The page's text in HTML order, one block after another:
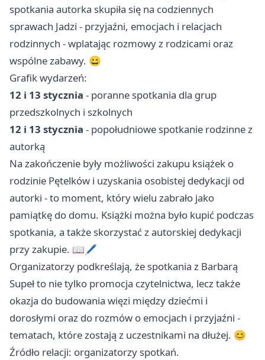
spotkania autorka skupiła się na codziennych
sprawach Jadzi - przyjaźni, emocjach i relacjach
rodzinnych - wplatając rozmowy z rodzicami oraz
wspólne zabawy. 😄
Grafik wydarzeń:
12 i 13 stycznia - poranne spotkania dla grup
przedszkolnych i szkolnych
12 i 13 stycznia - popołudniowe spotkanie rodzinne z
autorką
Na zakończenie były możliwości zakupu książek o
rodzinie Pętelków i uzyskania osobistej dedykacji od
autorki - to moment, który wielu zabrało jako
pamiątkę do domu. Książki można było kupić podczas
spotkania, a także skorzystać z autorskiej dedykacji
przy zakupie. 📖🖊️
Organizatorzy podkreślają, że spotkania z Barbarą
Supeł to nie tylko promocja czytelnictwa, lecz także
okazja do budowania więzi między dziećmi i
dorosłymi oraz do rozmów o emocjach i przyjaźni -
tematach, które zostają z uczestnikami na dłużej. 😊
Źródło relacji: organizatorzy spotkań.